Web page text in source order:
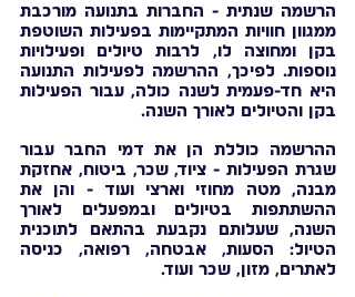
הרשמה שנתית - החברות בתנועה מורכבת
ממגוון חוויות המתקיימות בפעילות השוטפת
בקן ומחוצה לו, לרבות טיולים ופעילויות
נוספות. לפיכך, ההרשמה לפעילות התנועה
היא חד-פעמית לשנה כולה, עבור הפעילות
בקן והטיולים לאורך השנה.
ההרשמה כוללת הן את דמי החבר עבור
שגרת הפעילות - ציוד, שכר, ביטוח, אחזקת
מבנה, מטה מחוזי וארצי ועוד - והן את
ההשתתפות בטיולים ובמפעלים לאורך
השנה, שעלותם נקבעת בהתאם לתוכנית
הטיול: הסעות, אבטחה, רפואה, כניסה
לאתרים, מזון, שכר ועוד.